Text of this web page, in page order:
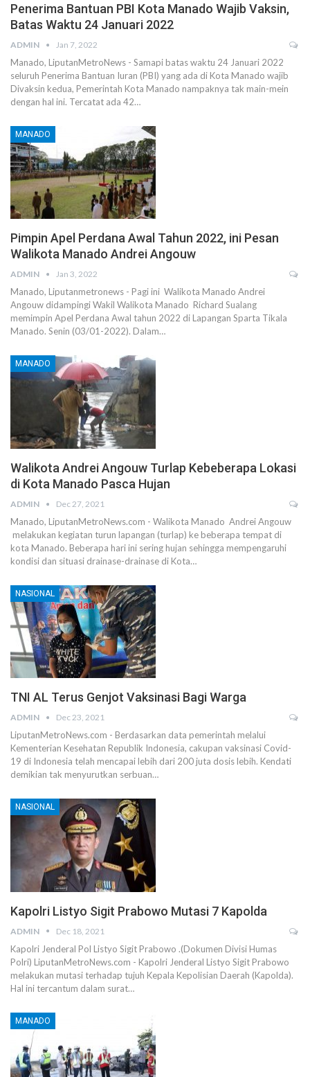
Penerima Bantuan PBI Kota Manado Wajib Vaksin,
Batas Waktu 24 Januari 2022
ADMIN Jan 7, 2022
Manado, LiputanMetroNews - Samapi batas waktu 24 Januari 2022
seluruh Penerima Bantuan Iuran (PBI) yang ada di Kota Manado wajib
Divaksin kedua, Pemerintah Kota Manado nampaknya tak main-mein
dengan hal ini. Tercatat ada 42…
MANADO
Pimpin Apel Perdana Awal Tahun 2022, ini Pesan
Walikota Manado Andrei Angouw
ADMIN Jan 3, 2022
Manado, Liputanmetronews - Pagi ini Walikota Manado Andrei
Angouw didampingi Wakil Walikota Manado Richard Sualang
memimpin Apel Perdana Awal tahun 2022 di Lapangan Sparta Tikala
Manado. Senin (03/01-2022). Dalam…
MANADO
Walikota Andrei Angouw Turlap Kebeberapa Lokasi
di Kota Manado Pasca Hujan
ADMIN Dec 27, 2021
Manado, LiputanMetroNews.com - Walikota Manado Andrei Angouw
melakukan kegiatan turun lapangan (turlap) ke beberapa tempat di
kota Manado. Beberapa hari ini sering hujan sehingga mempengaruhi
kondisi dan situasi drainase-drainase di Kota…
NASIONAL
TNI AL Terus Genjot Vaksinasi Bagi Warga
ADMIN Dec 23, 2021
LiputanMetroNews.com - Berdasarkan data pemerintah melalui
Kementerian Kesehatan Republik Indonesia, cakupan vaksinasi Covid-
19 di Indonesia telah mencapai lebih dari 200 juta dosis lebih. Kendati
demikian tak menyurutkan serbuan…
NASIONAL
Kapolri Listyo Sigit Prabowo Mutasi 7 Kapolda
ADMIN Dec 18, 2021
Kapolri Jenderal Pol Listyo Sigit Prabowo .(Dokumen Divisi Humas
Polri) LiputanMetroNews.com - Kapolri Jenderal Listyo Sigit Prabowo
melakukan mutasi terhadap tujuh Kepala Kepolisian Daerah (Kapolda).
Hal ini tercantum dalam surat…
MANADO